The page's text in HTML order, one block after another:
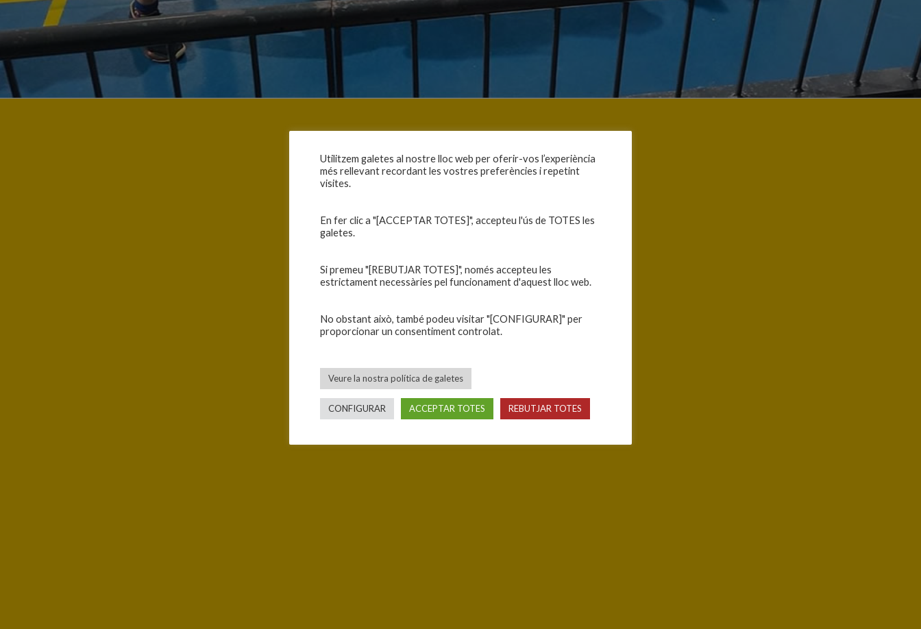
Utilitzem galetes al nostre lloc web per oferir-vos l’experiència
més rellevant recordant les vostres preferències i repetint
visites.
En fer clic a "[ACCEPTAR TOTES]", accepteu l'ús de TOTES les
galetes.
Si premeu "[REBUTJAR TOTES]", només accepteu les
estrictament necessàries pel funcionament d'aquest lloc web.
No obstant això, també podeu visitar "[CONFIGURAR]" per
proporcionar un consentiment controlat.
Veure la nostra política de galetes
CONFIGURAR ACCEPTAR TOTES REBUTJAR TOTES